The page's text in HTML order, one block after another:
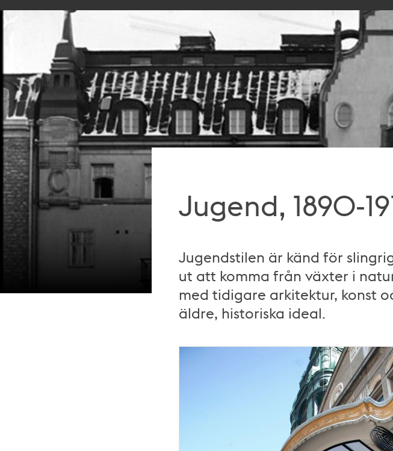
Jugend, 1890-
Jugendstilen är känd för
ut att komma från växter i
med tidigare arkitektur, konst
äldre, historiska ideal.